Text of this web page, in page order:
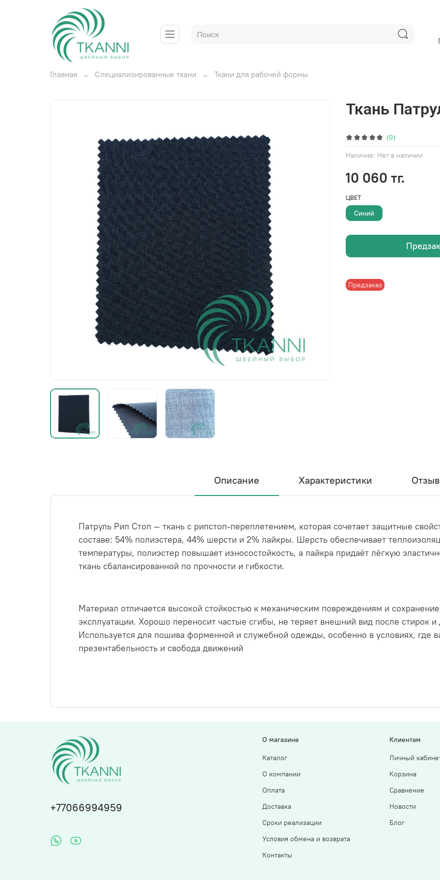
Главная Специализированные ткани Ткани для рабочей формы
(0)
Наличие: Нет в наличии
Предзаказ
Ткань
10 060 тг.
ЦВЕТ
Синий
Описание Характеристики
Патруль Рип Стоп — ткань с рипстоп-переплетением, которая сочетает защитные
составе: 54% полиэстера, 44% шерсти и 2% лайкры. Шерсть обеспечивает
температуры, полиэстер повышает износостойкость, а лайкра придаёт лёгкую
ткань сбалансированной по прочности и гибкости.
Материал отличается высокой стойкостью к механическим повреждениям и
эксплуатации. Хорошо переносит частые сгибы, не теряет внешний вид после стирок и
Используется для пошива форменной и служебной одежды, особенно в условиях, где
презентабельность и свобода движений
О магазине
Каталог
О компании
Оплата
Доставка
Сроки реализации
Условия обмена и возврата
Контакты
Клиентам
Личный
Корзина
Сравнение
Новости
Блог
+77066994959